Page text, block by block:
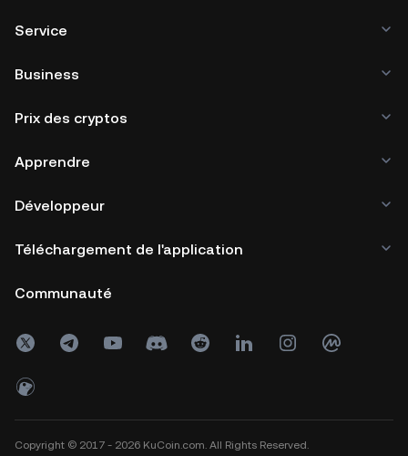
Service
Business
Prix des cryptos
Apprendre
Développeur
Téléchargement de l'application
Communauté
Copyright © 2017 - 2026 KuCoin.com. All Rights Reserved.